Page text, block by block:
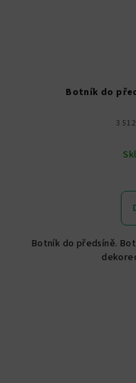
Botník do
3
Botník do předsíně.